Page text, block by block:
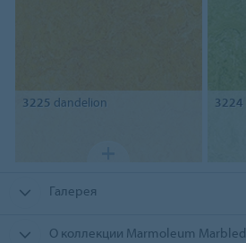
3225 dandelion 3224
Галерея
О коллекции Marmoleum Marbled